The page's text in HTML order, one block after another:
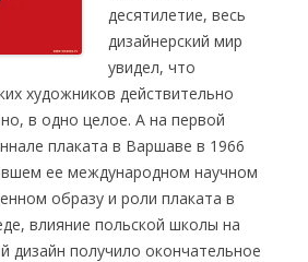
десятилетие, весь
дизайнерский мир
увидел, что
художников действительно
в одно целое. А на первой
плаката в Варшаве в 1966
ее международном научном
образу и роли плаката в
влияние польской школы на
дизайн получило окончательное